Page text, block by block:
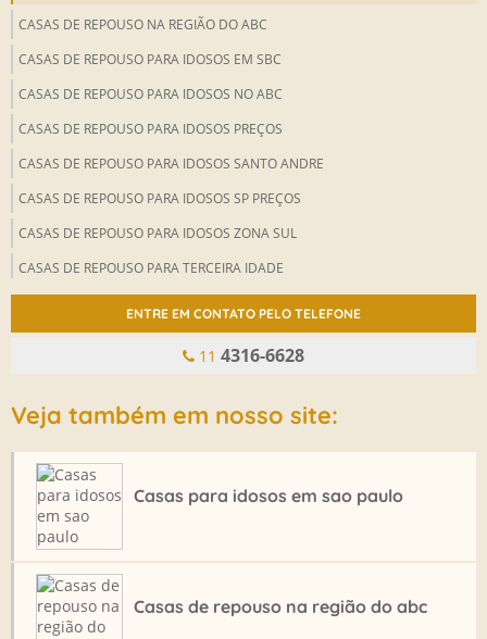
CASAS DE REPOUSO NA REGIÃO DO ABC
CASAS DE REPOUSO PARA IDOSOS EM SBC
CASAS DE REPOUSO PARA IDOSOS NO ABC
CASAS DE REPOUSO PARA IDOSOS PREÇOS
CASAS DE REPOUSO PARA IDOSOS SANTO ANDRE
CASAS DE REPOUSO PARA IDOSOS SP PREÇOS
CASAS DE REPOUSO PARA IDOSOS ZONA SUL
CASAS DE REPOUSO PARA TERCEIRA IDADE
CASAS DE REPOUSOS PARA IDOSOS SP
CLINICA DE REPOUSO
CLINICA DE REPOUSO NO ABC
CLINICA DE REPOUSO PARA IDOSOS
CRECHE PARA IDOSOS
CRECHE PARA IDOSOS ABC
CRECHE PARA IDOSOS EM SANTO ANDRE
ENTRE EM CONTATO PELO TELEFONE
11 4316-6628
Veja também em nosso site:
Casas para idosos em sao paulo
Casas de repouso na região do abc